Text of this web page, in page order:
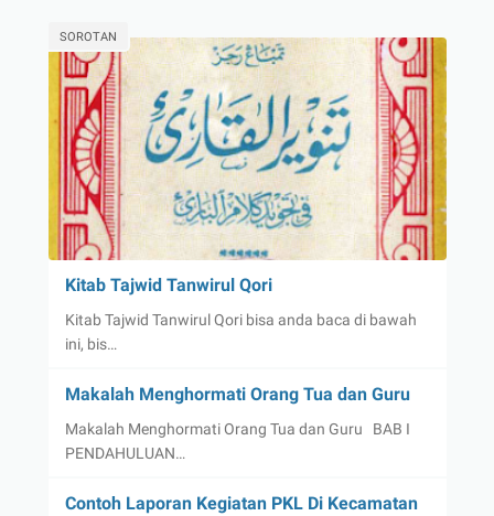
SOROTAN
Kitab Tajwid Tanwirul Qori
Kitab Tajwid Tanwirul Qori bisa anda baca di bawah
ini, bis…
Makalah Menghormati Orang Tua dan Guru
Makalah Menghormati Orang Tua dan Guru BAB I
PENDAHULUAN…
Contoh Laporan Kegiatan PKL Di Kecamatan